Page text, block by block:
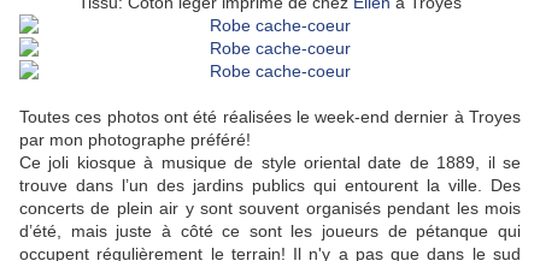
Toutes ces photos ont été réalisées le week-end dernier à Troyes
par mon photographe préféré!
Ce joli kiosque à musique de style oriental date de 1889, il se
trouve dans l’un des jardins publics qui entourent la ville. Des
concerts de plein air y sont souvent organisés pendant les mois
d’été, mais juste à côté ce sont les joueurs de pétanque qui
occupent régulièrement le terrain! Il n'y a pas que dans le sud